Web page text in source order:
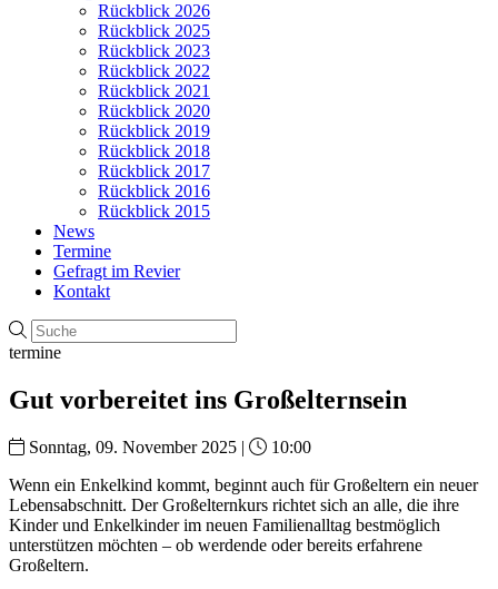
Rückblick 2026
Rückblick 2025
Rückblick 2023
Rückblick 2022
Rückblick 2021
Rückblick 2020
Rückblick 2019
Rückblick 2018
Rückblick 2017
Rückblick 2016
Rückblick 2015
News
Termine
Gefragt im Revier
Kontakt
termine
Gut vorbereitet ins Großelternsein
Sonntag, 09. November 2025 |
10:00
Wenn ein Enkelkind kommt, beginnt auch für Großeltern ein neuer
Lebensabschnitt. Der Großelternkurs richtet sich an alle, die ihre
Kinder und Enkelkinder im neuen Familienalltag bestmöglich
unterstützen möchten – ob werdende oder bereits erfahrene
Großeltern.